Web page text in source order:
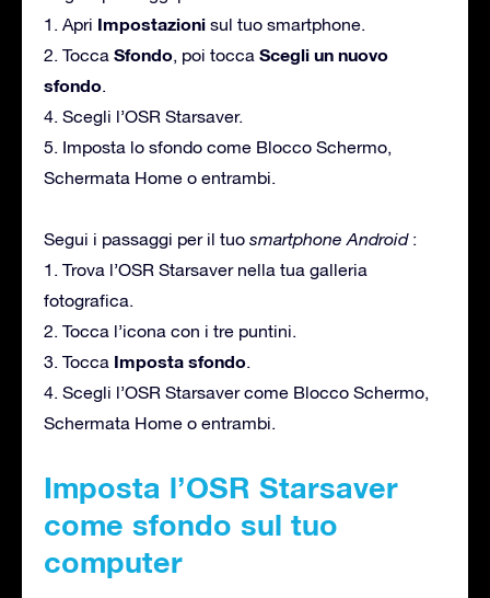
1. Apri Impostazioni sul tuo smartphone.
2. Tocca Sfondo , poi tocca Scegli un nuovo
sfondo
4. Scegli l’OSR Starsaver.
5. Imposta lo sfondo come Blocco Schermo,
Schermata Home o entrambi.
Segui i passaggi per il tuo smartphone Android :
1. Trova l’OSR Starsaver nella tua galleria
fotografica.
2. Tocca l’icona con i tre puntini.
3. Tocca Imposta sfondo
4. Scegli l’OSR Starsaver come Blocco Schermo,
Schermata Home o entrambi.
Imposta l’OSR Starsaver
come sfondo sul tuo
computer